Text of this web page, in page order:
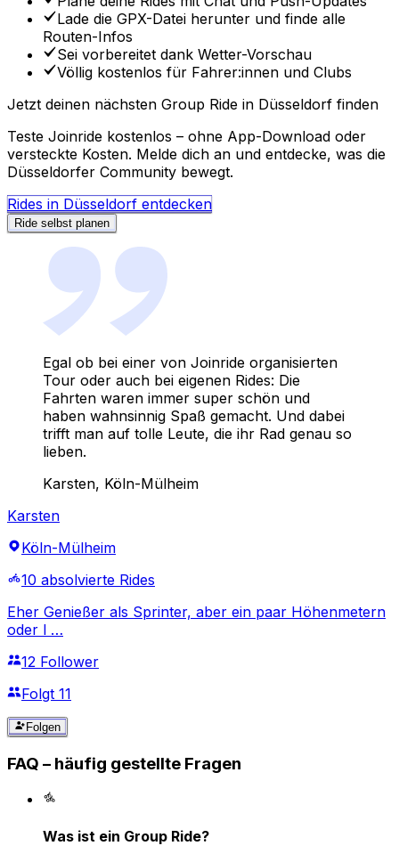
Lade die GPX-Datei herunter und finde alle
Routen-Infos
Sei vorbereitet dank Wetter-Vorschau
Völlig kostenlos für Fahrer:innen und Clubs
Jetzt deinen nächsten Group Ride in Düsseldorf finden
Teste Joinride kostenlos – ohne App-Download oder
versteckte Kosten. Melde dich an und entdecke, was die
Düsseldorfer Community bewegt.
Rides in Düsseldorf entdecken
Ride selbst planen
Egal ob bei einer von Joinride organisierten
Tour oder auch bei eigenen Rides: Die
Fahrten waren immer super schön und
haben wahnsinnig Spaß gemacht. Und dabei
trifft man auf tolle Leute, die ihr Rad genau so
lieben.
Karsten, Köln-Mülheim
Karsten
Köln-Mülheim
10 absolvierte Rides
Eher Genießer als Sprinter, aber ein paar Höhenmetern
oder l …
12 Follower
Folgt 11
Folgen
FAQ – häufig gestellte Fragen
Was ist ein Group Ride?